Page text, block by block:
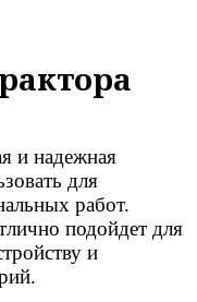
и надежная
для
работ.
подойдет для
и